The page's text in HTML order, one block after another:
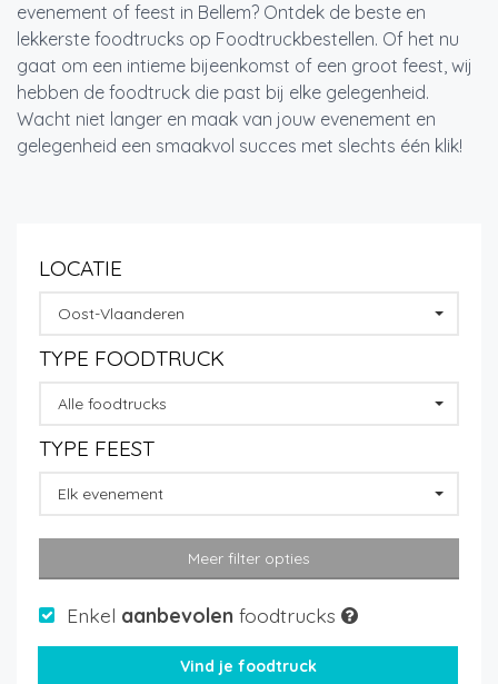
evenement of feest in Bellem? Ontdek de beste en
lekkerste foodtrucks op Foodtruckbestellen. Of het nu
gaat om een intieme bijeenkomst of een groot feest, wij
hebben de foodtruck die past bij elke gelegenheid.
Wacht niet langer en maak van jouw evenement en
gelegenheid een smaakvol succes met slechts één klik!
LOCATIE
Oost-Vlaanderen
TYPE FOODTRUCK
Alle foodtrucks
TYPE FEEST
Elk evenement
Meer filter opties
Enkel aanbevolen foodtrucks